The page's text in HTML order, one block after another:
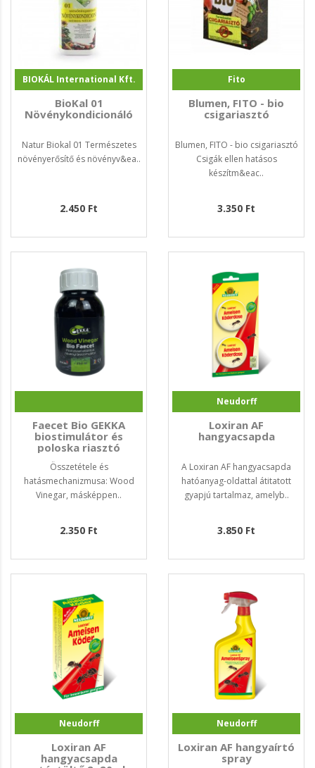
BIOKÁL International Kft.
BioKal 01
Növénykondicionáló
Natur Biokal 01 Természetes
növényerősítő és növényv&ea..
2.450 Ft
Fito
Blumen, FITO - bio
csigariasztó
Blumen, FITO - bio csigariasztó
Csigák ellen hatásos
készítm&eac..
3.350 Ft
Faecet Bio GEKKA
biostimulátor és
poloska riasztó
Összetétele és
hatásmechanizmusa: Wood
Vinegar, másképpen..
2.350 Ft
Neudorff
Loxiran AF
hangyacsapda
A Loxiran AF hangyacsapda
hatóanyag-oldattal átitatott
gyapjú tartalmaz, amelyb..
3.850 Ft
Neudorff
Loxiran AF
hangyacsapda
Neudorff
Loxiran AF hangyaírtó
spray